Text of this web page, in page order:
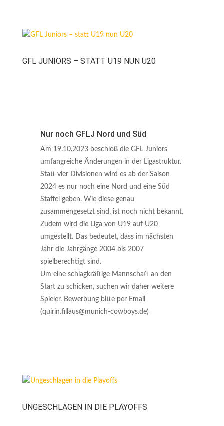
GFL JUNIORS – STATT U19 NUN U20
Nur noch GFLJ Nord und Süd
Am 19.10.2023 beschloß die GFL Juniors
umfangreiche Änderungen in der Ligastruktur.
Statt vier Divisionen wird es ab der Saison
2024 es nur noch eine Nord und eine Süd
Staffel geben. Wie diese genau
zusammengesetzt sind, ist noch nicht bekannt.
Zudem wird die Liga von U19 auf U20
umgestellt. Das bedeutet, dass im nächsten
Jahr die Jahrgänge 2004 bis 2007
spielberechtigt sind.
Um eine schlagkräftige Mannschaft an den
Start zu schicken, suchen wir daher weitere
Spieler. Bewerbung bitte per Email
(quirin.fillaus@munich-cowboys.de)
UNGESCHLAGEN IN DIE PLAYOFFS